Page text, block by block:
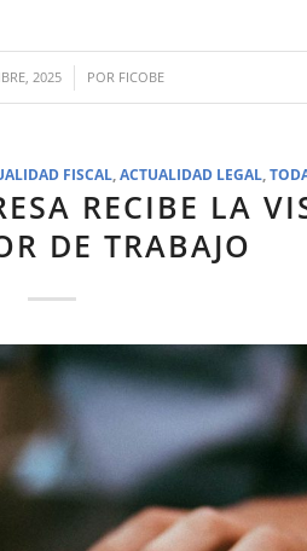
2025 POR FICOBE
FISCAL,ACTUALIDAD LEGAL,
RECIBE LA
DE TRABAJO